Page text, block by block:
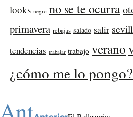
looks negro no se te ocurra
primavera rebajas salado salir
tendencias trabajar trabajo verano
¿cómo me lo pongo?
Ant